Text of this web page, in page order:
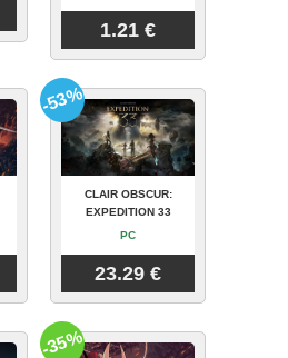
1.21 €
CLAIR OBSCUR:
EXPEDITION 33
PC
23.29 €
-53%
-35%